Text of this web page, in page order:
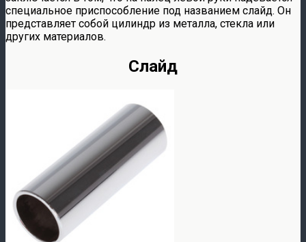
специальное приспособление под названием слайд. Он
представляет собой цилиндр из металла, стекла или
других материалов.
Слайд